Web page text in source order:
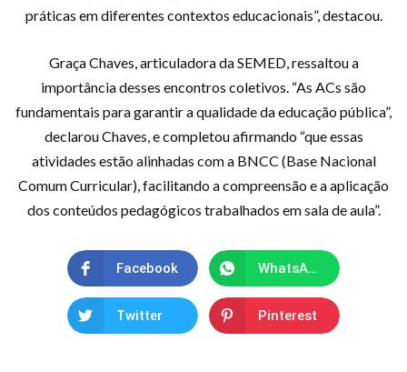
práticas em diferentes contextos educacionais”, destacou.
Graça Chaves, articuladora da SEMED, ressaltou a
importância desses encontros coletivos. “As ACs são
fundamentais para garantir a qualidade da educação pública”,
declarou Chaves, e completou afirmando “que essas
atividades estão alinhadas com a BNCC (Base Nacional
Comum Curricular), facilitando a compreensão e a aplicação
dos conteúdos pedagógicos trabalhados em sala de aula”.
Facebook WhatsApp
Twitter Pinterest